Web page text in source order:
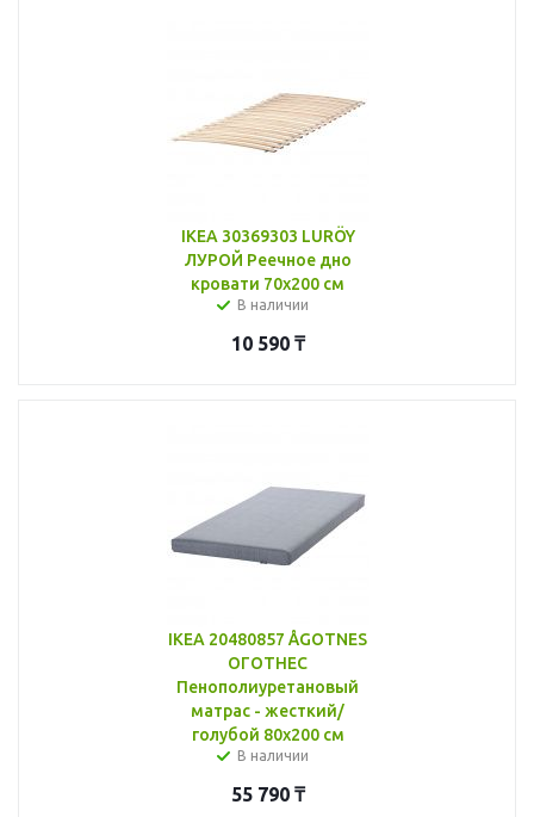
IKEA 30369303 LURÖY
ЛУРОЙ Реечное дно
кровати 70x200 см
В наличии
10 590₸
IKEA 20480857 ÅGOTNES
ОГОТНЕС
Пенополиуретановый
матрас - жесткий/
голубой 80x200 см
В наличии
55 790₸